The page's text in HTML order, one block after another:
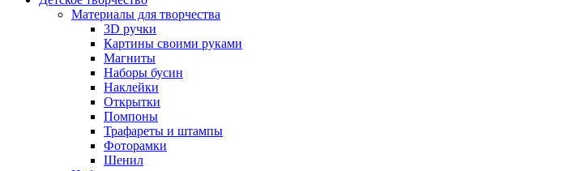
Материалы для творчества
3D ручки
Картины своими руками
Магниты
Наборы бусин
Наклейки
Открытки
Помпоны
Трафареты и штампы
Фоторамки
Шенил